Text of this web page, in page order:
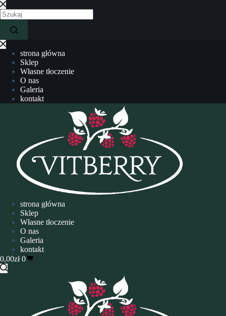
strona główna
Sklep
Własne tłoczenie
O nas
Galeria
kontakt
strona główna
Sklep
Własne tłoczenie
O nas
Galeria
kontakt
0,00zł 0